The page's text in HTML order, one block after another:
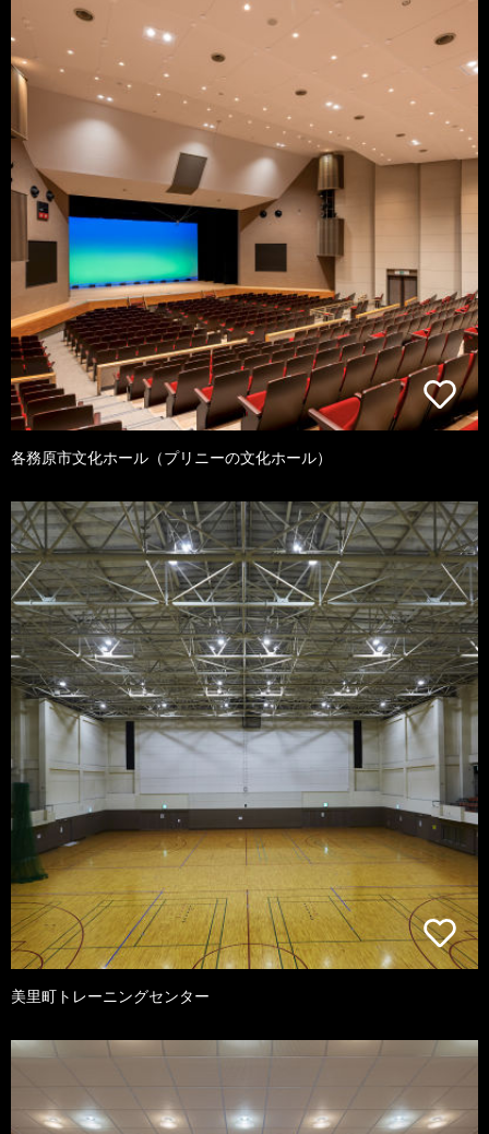
各務原市文化ホール（プリニーの文化ホール）
美里町トレーニングセンター